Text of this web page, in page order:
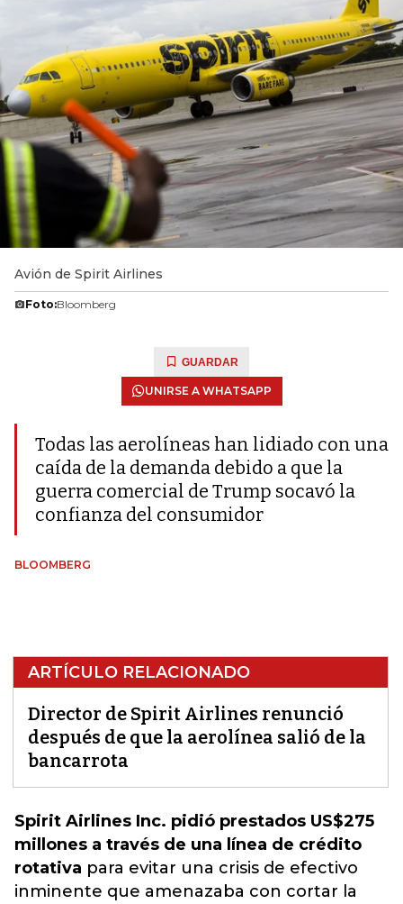
Avión de Spirit Airlines
Foto:Bloomberg
GUARDAR
UNIRSE A WHATSAPP
Todas las aerolíneas han lidiado con una
caída de la demanda debido a que la
guerra comercial de Trump socavó la
confianza del consumidor
BLOOMBERG
ARTÍCULO RELACIONADO
Director de Spirit Airlines renunció
después de que la aerolínea salió de la
bancarrota
Spirit Airlines Inc. pidió prestados US$275
millones a través de una línea de crédito
rotativa para evitar una crisis de efectivo
inminente que amenazaba con cortar la